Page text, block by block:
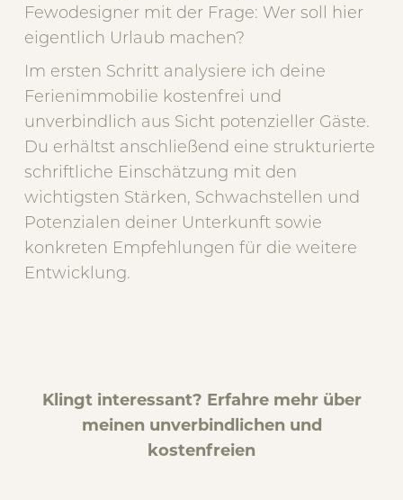
Fewodesigner mit der Frage: Wer soll hier
eigentlich Urlaub machen?
Im ersten Schritt analysiere ich deine
Ferienimmobilie kostenfrei und
unverbindlich aus Sicht potenzieller Gäste.
Du erhältst anschließend eine strukturierte
schriftliche Einschätzung mit den
wichtigsten Stärken, Schwachstellen und
Potenzialen deiner Unterkunft sowie
konkreten Empfehlungen für die weitere
Entwicklung.
Klingt interessant? Erfahre mehr über
meinen unverbindlichen und
kostenfreien